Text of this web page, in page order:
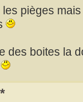
pièges
des boites la